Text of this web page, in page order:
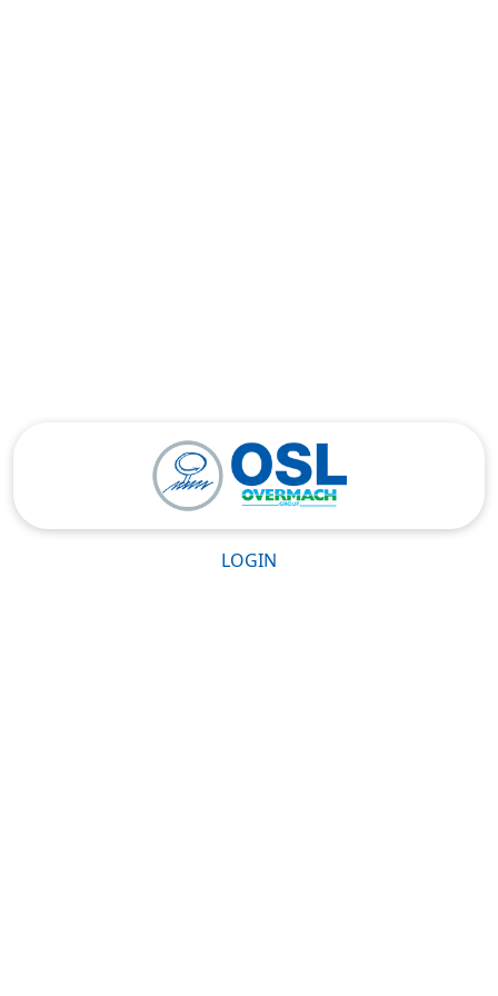
LOGIN